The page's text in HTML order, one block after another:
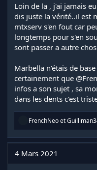
Loin de la , j'ai jamais
dis juste la vérité..il est
mtxserv s'en fout car
longtemps pour s'en
sont passer a autre
Marbella n'étais de
certainement que
infos a son sujet , sa
dans les dents c'est
R
a
c
t
i
FrenchNeoet
4 Mars 2021